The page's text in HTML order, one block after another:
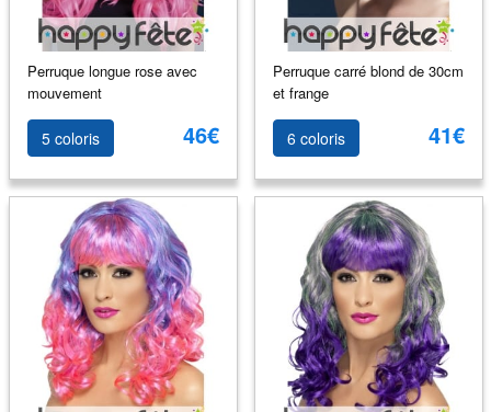
Perruque longue rose avec
mouvement
5 coloris 46€
Perruque carré blond de 30cm
et frange
6 coloris 41€